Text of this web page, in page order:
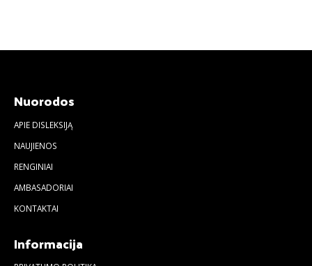
Nuorodos
APIE DISLEKSIJĄ
NAUJIENOS
RENGINIAI
AMBASADORIAI
KONTAKTAI
Informacija